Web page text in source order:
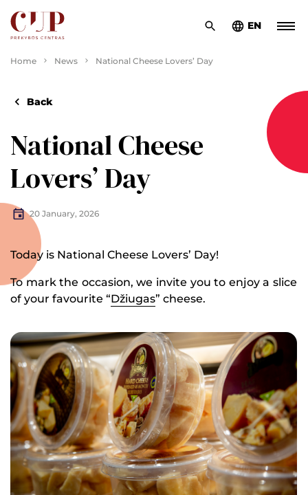
EN
Home News National Cheese Lovers’ Day
Back
National Cheese
Lovers’ Day
20 January, 2026
Today is National Cheese Lovers’ Day!
To mark the occasion, we invite you to enjoy a slice
of your favourite “Džiugas” cheese.